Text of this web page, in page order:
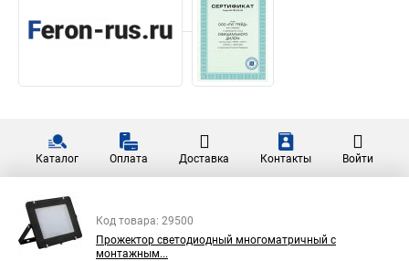
Каталог Оплата Доставка Контакты Войти
Код товара: 29500
Прожектор светодиодный многоматричный с
монтажным...